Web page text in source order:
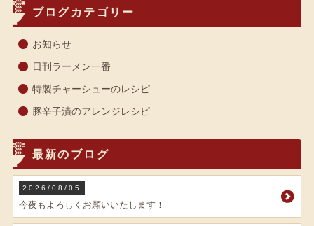
ブログカテゴリー
お知らせ
日刊ラーメン一番
特製チャーシューのレシピ
豚辛子漬のアレンジレシピ
最新のブログ
2026/08/05
今夜もよろしくお願いいたします！